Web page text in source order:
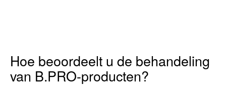
Hoe beoordeelt u de behandeling
van B.PRO-producten?